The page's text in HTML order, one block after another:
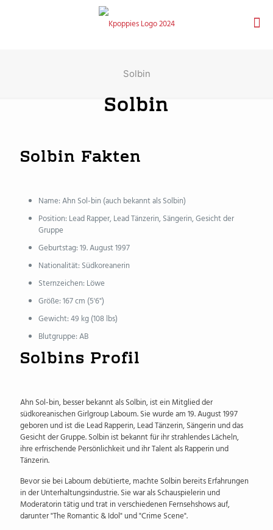
Solbin
Solbin
Solbin Fakten
Name: Ahn Sol-bin (auch bekannt als Solbin)
Position: Lead Rapper, Lead Tänzerin, Sängerin, Gesicht der
Gruppe
Geburtstag: 19. August 1997
Nationalität: Südkoreanerin
Sternzeichen: Löwe
Größe: 167 cm (5'6")
Gewicht: 49 kg (108 lbs)
Blutgruppe: AB
Solbins Profil
Ahn Sol-bin, besser bekannt als Solbin, ist ein Mitglied der
südkoreanischen Girlgroup Laboum. Sie wurde am 19. August 1997
geboren und ist die Lead Rapperin, Lead Tänzerin, Sängerin und das
Gesicht der Gruppe. Solbin ist bekannt für ihr strahlendes Lächeln,
ihre erfrischende Persönlichkeit und ihr Talent als Rapperin und
Tänzerin.
Bevor sie bei Laboum debütierte, machte Solbin bereits Erfahrungen
in der Unterhaltungsindustrie. Sie war als Schauspielerin und
Moderatorin tätig und trat in verschiedenen Fernsehshows auf,
darunter "The Romantic & Idol" und "Crime Scene".